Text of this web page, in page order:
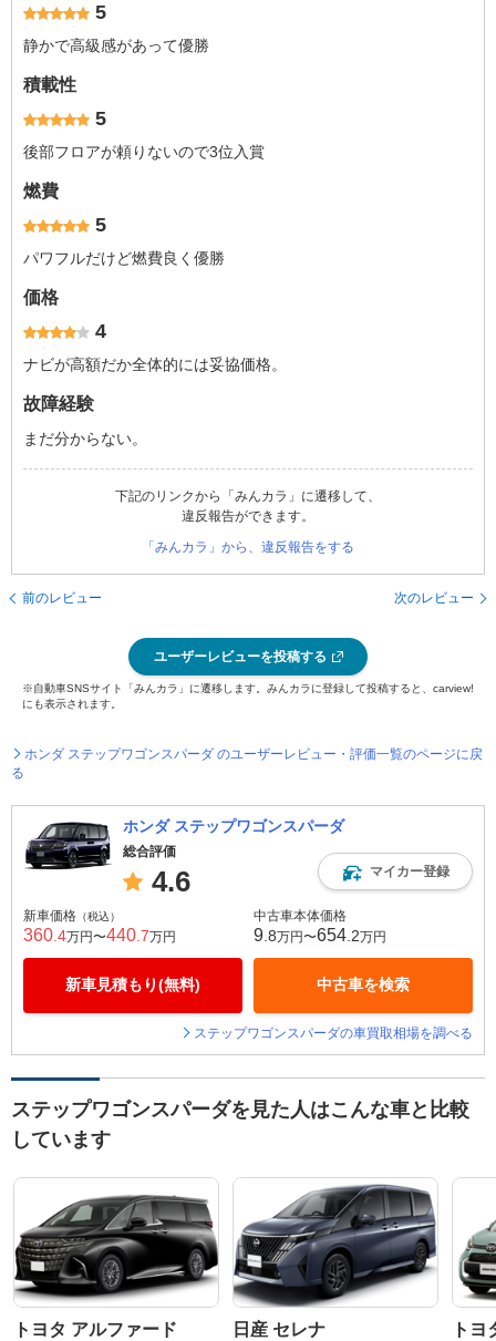
5
静かで高級感があって優勝
積載性
5
後部フロアが頼りないので3位入賞
燃費
5
パワフルだけど燃費良く優勝
価格
4
ナビが高額だか全体的には妥協価格。
故障経験
まだ分からない。
下記のリンクから「みんカラ」に遷移して、
違反報告ができます。
「みんカラ」から、違反報告をする
前のレビュー 次のレビュー
ユーザーレビューを投稿する
※自動車SNSサイト「みんカラ」に遷移します。みんカラに登録して投稿すると、carview!
にも表示されます。
ホンダ ステップワゴンスパーダ のユーザーレビュー・評価一覧のページに戻
る
ホンダ ステップワゴンスパーダ
総合評価
4.6 マイカー登録
新車価格 （税込）
360 .4万円〜440 .7万円
新車見積もり(無料)
中古車本体価格
9 .8万円〜654 .2万円
中古車を検索
ステップワゴンスパーダの車買取相場を調べる
ステップワゴンスパーダを見た人はこんな車と比較
しています
トヨタ アルファード 日産 セレナ ト